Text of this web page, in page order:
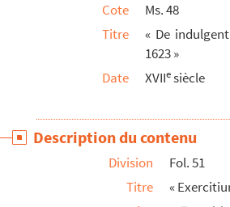
Ms. 77. «Officium sacratissimi Cordis domini
Ms. 78. « L'Office du Cœur sacré de Jesus »
Ms. 80. Horae, cum calendario
Ms. 81. Biblia sacra
Cote
Ms. 48
Titre
« De
1623 »
Date
XVIIesiècle
Description du contenu
Division
Fol. 51
Titre
«